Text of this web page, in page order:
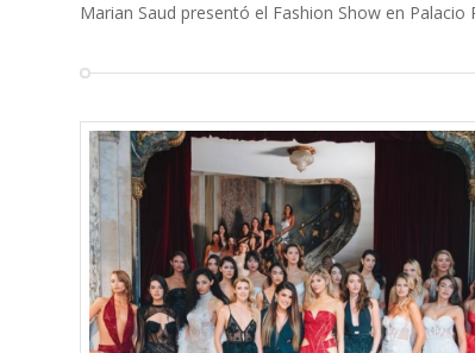
Marian Saud presentó el Fashion Show en Palacio